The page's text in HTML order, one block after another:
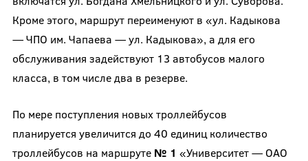
Кроме этого, маршрут переименуют в «ул. Кадыкова
— ЧПО им. Чапаева — ул. Кадыкова», а для его
обслуживания задействуют 13 автобусов малого
класса, в том числе два в резерве.
По мере поступления новых троллейбусов
планируется увеличится до 40 единиц количество
троллейбусов на маршруте № 1 «Университет — ОАО